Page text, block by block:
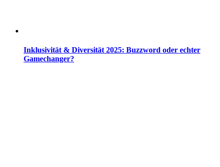
Inklusivität & Diversität 2025: Buzzword oder echter
Gamechanger?